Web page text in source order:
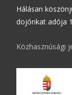
Hálásan
dojónkat adója
Közhasznúsági